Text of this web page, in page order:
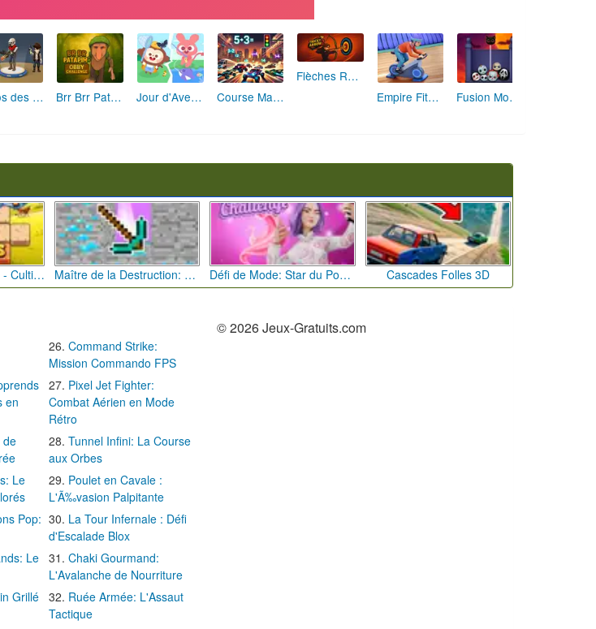
Héros des Terres Hostiles Brr Brr Patapim: Le Défi Parkour Délirant Jour d'Aventure: Puzzles en Plein Air Course Mathématique: La Vitesse par les Chiffres
Flèches Rusées 2 : Visez Juste et Défiez la Rotation!
Empire Fitness - Simulateur de Salle de Sport
Fusion Monstrueuse d'Halloween
La Ferme des Mots - Cultivez votre Vocabulaire Maître de la Destruction: Fusion de Pioches Défi de Mode: Star du Podium Cascades Folles 3D
en
de
Le
Pop:
Le
Grillé
Command Strike:
Mission Commando FPS
Pixel Jet Fighter:
Combat Aérien en Mode
Rétro
Tunnel Infini: La Course
aux Orbes
Poulet en Cavale :
L'Ã‰vasion Palpitante
La Tour Infernale : Défi
d'Escalade Blox
Chaki Gourmand:
L'Avalanche de Nourriture
Ruée Armée: L'Assaut
Tactique
© 2026 Jeux-Gratuits.com